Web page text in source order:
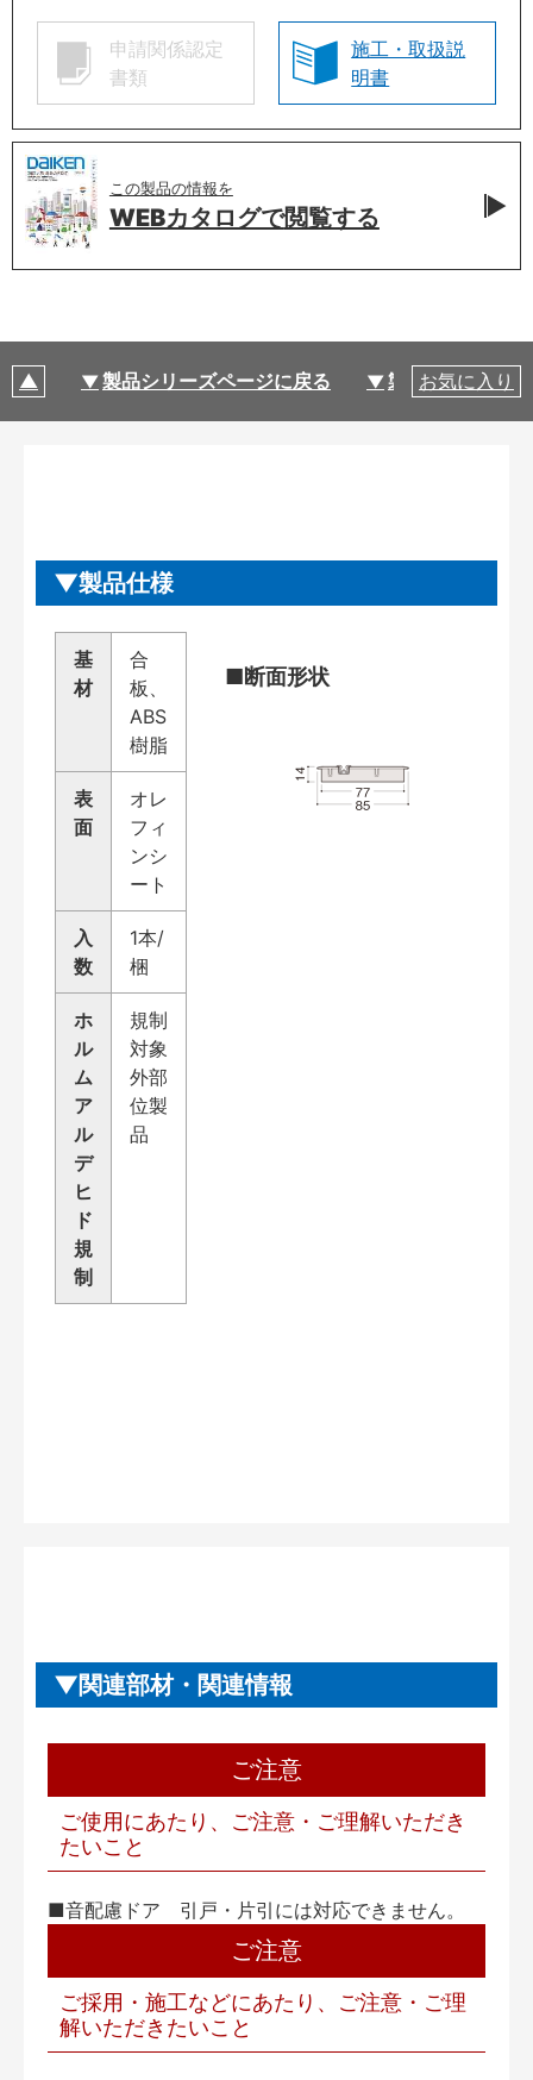
申請関係認定
書類
施工・取扱説
明書
この製品の情報を
WEBカタログで閲覧する
製品シリーズページに戻る 製品仕様
お気に入り
製品仕様
基
材
合
板、
ABS
樹脂
表
面
オレ
フィ
ンシ
ート
入
数
1本/
梱
ホ
ル
ム
ア
ル
デ
ヒ
ド
規
制
規制
対象
外部
位製
品
■断面形状
関連部材・関連情報
ご注意
ご使用にあたり、ご注意・ご理解いただき
たいこと
■音配慮ドア 引戸・片引には対応できません。
ご注意
ご採用・施工などにあたり、ご注意・ご理
解いただきたいこと